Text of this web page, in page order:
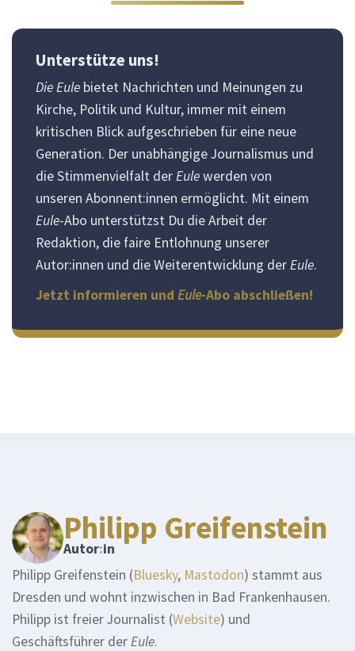
Unterstütze uns!
Die Eule bietet Nachrichten und Meinungen zu
Kirche, Politik und Kultur, immer mit einem
kritischen Blick aufgeschrieben für eine neue
Generation. Der unabhängige Journalismus und
die Stimmenvielfalt derEulewerden von
unseren Abonnent:innen ermöglicht. Mit einem
Eule-Abo unterstützst Du die Arbeit der
Redaktion, die faire Entlohnung unserer
Autor:innen und die Weiterentwicklung derEule.
Jetzt informieren und Eule-Abo abschließen!
Philipp Greifenstein
Autor:in
Philipp Greifenstein (Bluesky, Mastodon) stammt aus
Dresden und wohnt inzwischen in Bad Frankenhausen.
Philipp ist freier Journalist (Website) und
Geschäftsführer derEule.